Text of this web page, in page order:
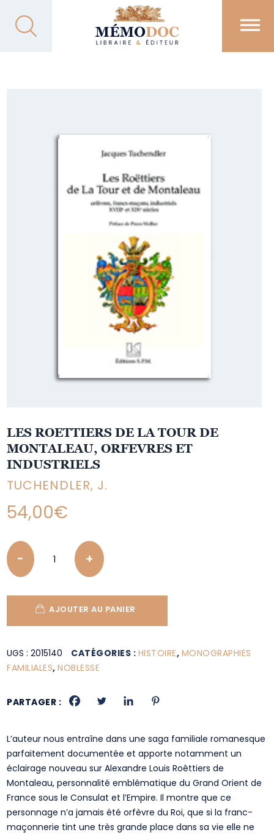
LES ROETTIERS DE LA TOUR DE
MONTALEAU, ORFEVRES ET
INDUSTRIELS
TUCHENDLER, J.
54,00€
Quantity
AJOUTER AU PANIER
UGS :2015140 CATÉGORIES : HISTOIRE, MONOGRAPHIES
FAMILIALES,NOBLESSE
PARTAGER :
L’auteur nous entraîne dans une saga familiale romanesque
parfaitement documentée et apporte notamment un
éclairage nouveau sur Alexandre Louis Roêttiers de
Montaleau, personnalité emblématique du Grand Orient de
France sous le Consulat et l’Empire. Il montre que ce
personnage n’a jamais été orfèvre du Roi, que si la franc-
maçonnerie tint une très grande place dans sa vie elle ne